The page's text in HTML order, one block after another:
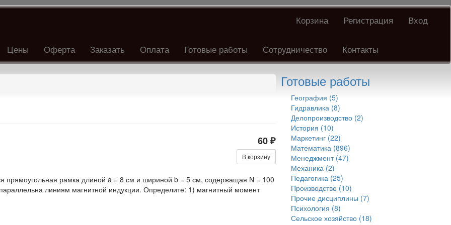
Корзина Регистрация Вход
Цены Оферта Заказать Оплата Готовые работы Сотрудничество Контакты
60 ₽
В корзину
прямоугольная рамка длиной a = 8 см и шириной b = 5 см, содержащая N = 100
линиям магнитной индукции. Определите: 1) магнитный момент
Готовые работы
География (5)
Гидравлика (8)
Делопроизводство (2)
История (10)
Маркетинг (22)
Математика (896)
Менеджмент (47)
Механика (2)
Педагогика (25)
Производство (10)
Прочие дисциплины (7)
Психология (8)
Сельское хозяйство (18)